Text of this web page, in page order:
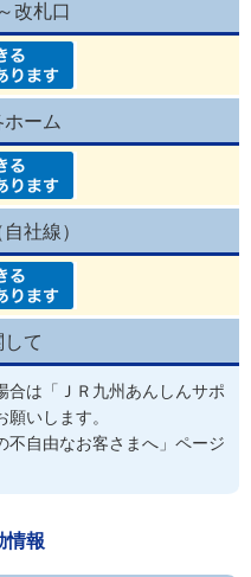
改札口
ーム
社線）
て
合は「ＪＲ九州あんしんサポ
いします。
自由なお客さまへ」ページ
情報